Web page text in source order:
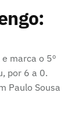
marca o 5º
por 6 a 0.
Paulo Sousa